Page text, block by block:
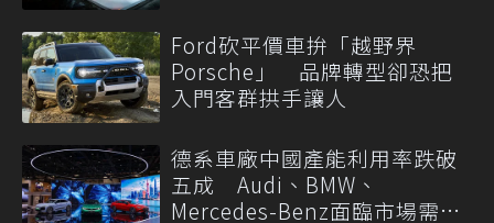
Ford砍平價車拚「越野界
Porsche」 品牌轉型卻恐把
入門客群拱手讓人
德系車廠中國產能利用率跌破
五成 Audi、BMW、
Mercedes-Benz面臨市場需求